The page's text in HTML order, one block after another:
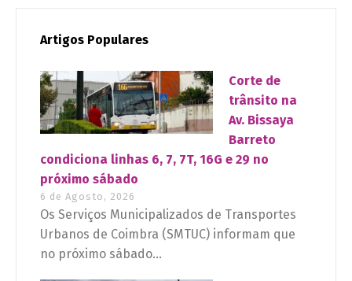
Artigos Populares
Corte de
trânsito na
Av. Bissaya
Barreto
condiciona linhas 6, 7, 7T, 16G e 29 no
próximo sábado
6 de Agosto, 2026
Os Serviços Municipalizados de Transportes
Urbanos de Coimbra (SMTUC) informam que
no próximo sábado...